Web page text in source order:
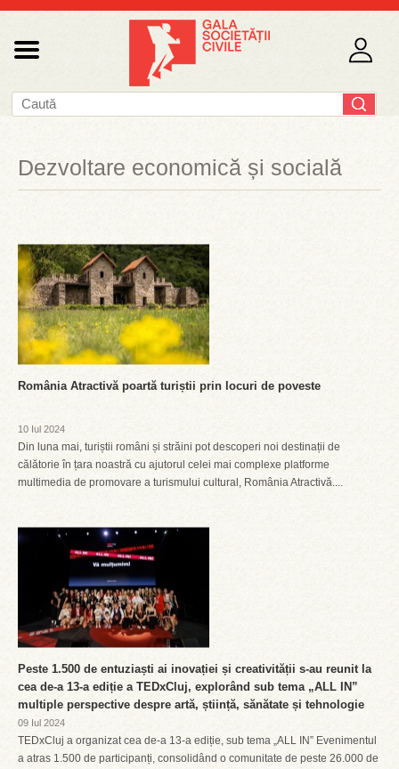
Dezvoltare economică și socială
România Atractivă poartă turiștii prin locuri de poveste
10 Iul 2024
Din luna mai, turiștii români și străini pot descoperi noi destinații de
călătorie în țara noastră cu ajutorul celei mai complexe platforme
multimedia de promovare a turismului cultural, România Atractivă....
Peste 1.500 de entuziaști ai inovației și creativității s-au reunit la
cea de-a 13-a ediție a TEDxCluj, explorând sub tema „ALL IN”
multiple perspective despre artă, știință, sănătate și tehnologie
09 Iul 2024
TEDxCluj a organizat cea de-a 13-a ediție, sub tema „ALL IN” Evenimentul
a atras 1.500 de participanți, consolidând o comunitate de peste 26.000 de